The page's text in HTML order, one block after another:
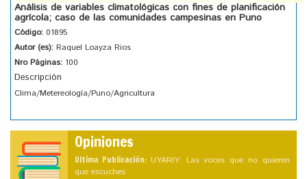
Análisis de variables climatológicas con fines de planificación
agrícola; caso de las comunidades campesinas en Puno
Código: 01895
Autor (es): Raquel Loayza Rios
Nro Páginas: 100
Descripción
Clima/Metereología/Puno/Agricultura
Opiniones
Ultima Publicación: UYARIY: Las voces que no quieren
que escuches